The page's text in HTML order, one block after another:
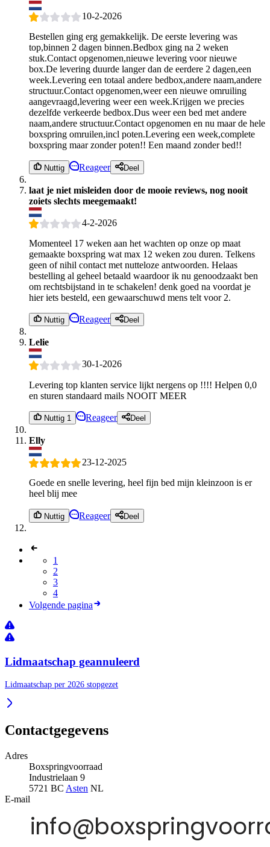
10-2-2026
Bestellen ging erg gemakkelijk. De eerste levering was
top,binnen 2 dagen binnen.Bedbox ging na 2 weken
stuk.Contact opgenomen,nieuwe levering voor nieuwe
box.De levering duurde langer dan de eerdere 2 dagen,een
week.Levering een totaal andere bedbox,andere naam,andere
structuur.Contact opgenomen,weer een nieuwe omruiling
aangevraagd,levering weer een week.Krijgen we precies
dezelfde verkeerde bedbox.Dus weer een bed met andere
naam,andere structuur.Contact opgenomen en nu maar de hele
boxspring omruilen,incl poten.Levering een week,complete
boxspring maar zonder poten!! Een maand zonder bed!!
Nuttig Reageer Deel
laat je niet misleiden door de mooie reviews, nog nooit
zoiets slechts meegemaakt!
4-2-2026
Momenteel 17 weken aan het wachten op onze op maat
gemaakte boxspring wat max 12 weken zou duren. Telkens
geen of nihil contact met nutteloze antwoorden. Helaas
bestelling al geheel betaald waardoor ik nu genoodzaakt ben
om rechtsbijstand in te schakelen! denk goed na voordat je
hier iets besteld, een gewaarschuwd mens telt voor 2.
Nuttig Reageer Deel
Lelie
30-1-2026
Levering top klanten service lijkt nergens op !!!! Helpen 0,0
en sturen standaard mails NOOIT MEER
Nuttig 1 Reageer Deel
Elly
23-12-2025
Goede en snelle levering, heel fijn bed mijn kleinzoon is er
heel blij mee
Nuttig Reageer Deel
1
2
3
4
Volgende pagina
Lidmaatschap geannuleerd
Lidmaatschap per 2026 stopgezet
Contactgegevens
Adres
Boxspringvoorraad
Industrielaan 9
5721 BC Asten NL
E-mail